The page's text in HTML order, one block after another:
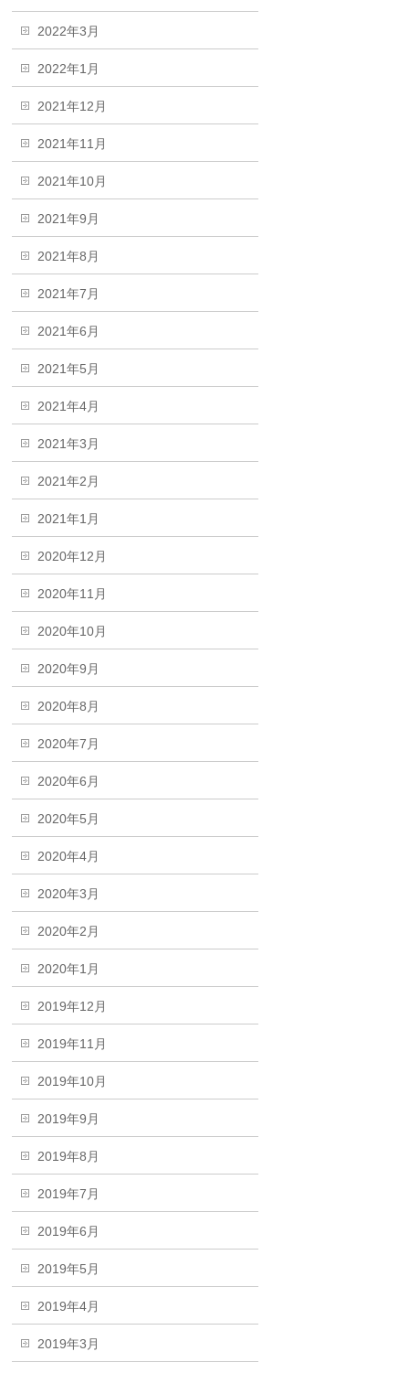
2022年3月
2022年1月
2021年12月
2021年11月
2021年10月
2021年9月
2021年8月
2021年7月
2021年6月
2021年5月
2021年4月
2021年3月
2021年2月
2021年1月
2020年12月
2020年11月
2020年10月
2020年9月
2020年8月
2020年7月
2020年6月
2020年5月
2020年4月
2020年3月
2020年2月
2020年1月
2019年12月
2019年11月
2019年10月
2019年9月
2019年8月
2019年7月
2019年6月
2019年5月
2019年4月
2019年3月